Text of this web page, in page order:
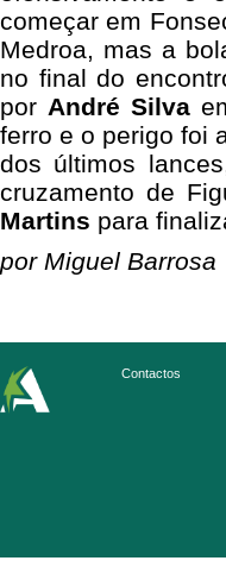
começar em
Medroa, mas a
no final do
por André Silva
ferro e o perigo foi
dos últimos
cruzamento de
Martins para
por Miguel Barrosa
Contactos